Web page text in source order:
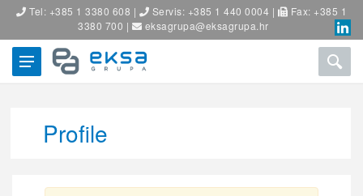
Tel: +385 1 3380 608 | Servis: +385 1 440 0004 |
Fax: +385 1
3380 700 |
eksagrupa@eksagrupa.hr
Profile